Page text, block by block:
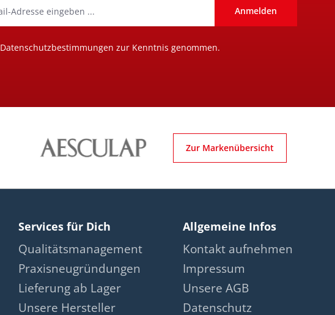
Anmelden
Datenschutzbestimmungen zur Kenntnis genommen.
Zur Markenübersicht
Services für Dich
Qualitätsmanagement
Praxisneugründungen
Lieferung ab Lager
Unsere Hersteller
Allgemeine Infos
Kontakt aufnehmen
Impressum
Unsere AGB
Datenschutz